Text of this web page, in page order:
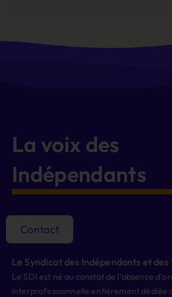
La voix des
Indépendants
Contact
Le Syndicat des Indépendants et des
Le SDI est né au constat de l’absence
interprofessionnelle entièrement dédiée